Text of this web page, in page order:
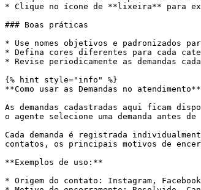
* Clique no ícone de **lixeira** para
### Boas práticas
* Use nomes objetivos e
* Defina cores diferentes para cada
* Revise periodicamente as demandas
{% hint style="info" %}
**Como usar as Demandas no atendimento**
As demandas cadastradas aqui ficam
o agente selecione uma demanda antes
Cada demanda é registrada
contatos, os principais motivos de
**Exemplos de uso:**
* Origem do contato: Instagram,